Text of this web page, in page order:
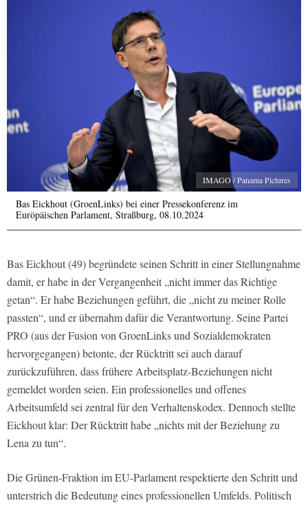
IMAGO / Panama Pictures
Bas Eickhout (GroenLinks) bei einer Pressekonferenz im
Euröpäischen Parlament, Straßburg, 08.10.2024
Bas Eickhout (49) begründete seinen Schritt in einer Stellungnahme
damit, er habe in der Vergangenheit „nicht immer das Richtige
getan“. Er habe Beziehungen geführt, die „nicht zu meiner Rolle
passten“, und er übernahm dafür die Verantwortung. Seine Partei
PRO (aus der Fusion von GroenLinks und Sozialdemokraten
hervorgegangen) betonte, der Rücktritt sei auch darauf
zurückzuführen, dass frühere Arbeitsplatz-Beziehungen nicht
gemeldet worden seien. Ein professionelles und offenes
Arbeitsumfeld sei zentral für den Verhaltenskodex. Dennoch stellte
Eickhout klar: Der Rücktritt habe „nichts mit der Beziehung zu
Lena zu tun“.
Die Grünen-Fraktion im EU-Parlament respektierte den Schritt und
unterstrich die Bedeutung eines professionellen Umfelds. Politisch